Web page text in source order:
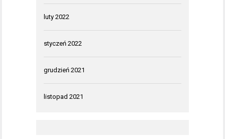
luty 2022
styczeń 2022
grudzień 2021
listopad 2021